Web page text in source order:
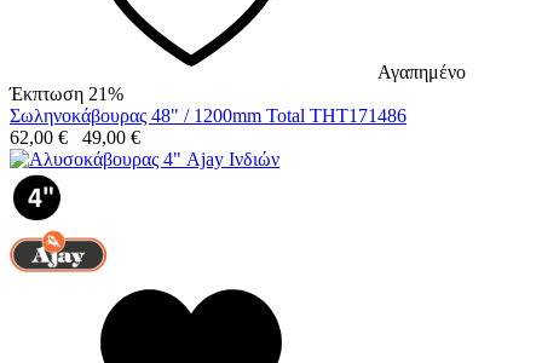
Αγαπημένο
Έκπτωση 21%
Σωληνοκάβουρας 48" / 1200mm Total THT171486
62,00 € 49,00 €